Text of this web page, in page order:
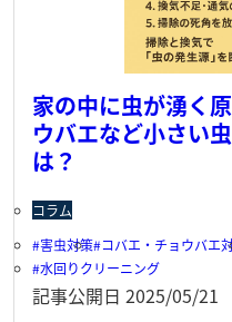
家の中に虫が湧く
ウバエなど小さい
は？
コラム
害虫対策 コバエ・チョウバエ
水回りクリーニング
記事公開日 2025/05/21